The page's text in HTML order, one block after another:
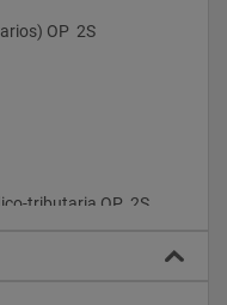
OP  2S
tributaria OP  2S